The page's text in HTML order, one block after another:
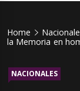
Home
la Memoria en
NACIONALES